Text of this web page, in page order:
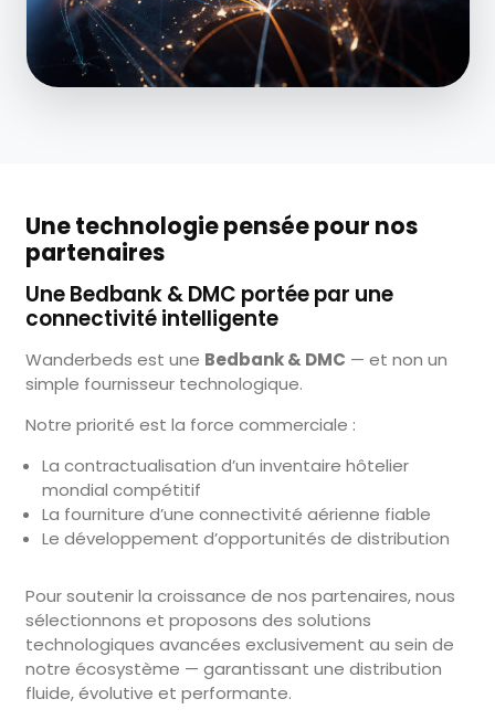
Une technologie pensée pour nos
partenaires
Une Bedbank & DMC portée par une
connectivité intelligente
Wanderbeds est une Bedbank & DMC — et non un
simple fournisseur technologique.
Notre priorité est la force commerciale :
La contractualisation d’un inventaire hôtelier
mondial compétitif
La fourniture d’une connectivité aérienne fiable
Le développement d’opportunités de distribution
Pour soutenir la croissance de nos partenaires, nous
sélectionnons et proposons des solutions
technologiques avancées exclusivement au sein de
notre écosystème — garantissant une distribution
fluide, évolutive et performante.